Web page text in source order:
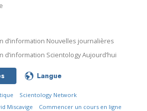
d’information Nouvelles journalières
d’information Scientology Aujourd’hui
Langue
Scientology Network
Miscavige
Commencer un cours en ligne